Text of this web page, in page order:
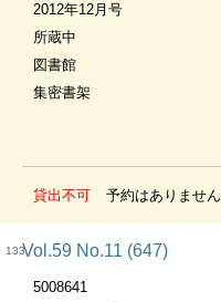
2012年12月号
所蔵中
図書館
集密書架
貸出不可 予約はありません
133Vol.59 No.11 (647)
5008641